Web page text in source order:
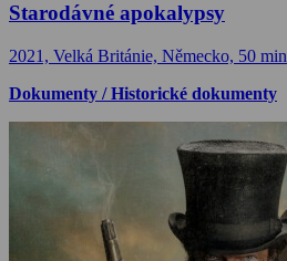
Starodávné apokalypsy
2021, Velká Británie, Německo, 50 min
Dokumenty / Historické dokumenty